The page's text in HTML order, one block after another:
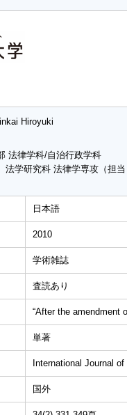
Hiroyuki
法律学科/自治行政学科
法学研究科 法律学専攻（担
日本語
2010
学術雑誌
査読あり
“After the amendment
単著
International Journal
国外